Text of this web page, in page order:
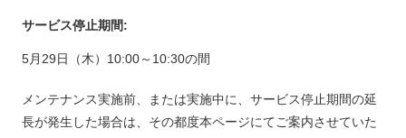
サービス停止期間:
5月29日（木）10:00～10:30の間
メンテナンス実施前、または実施中に、サービス停止期間の延
長が発生した場合は、その都度本ページにてご案内させていた